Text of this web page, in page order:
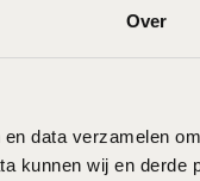
Over
data verzamelen
kunnen wij en derde